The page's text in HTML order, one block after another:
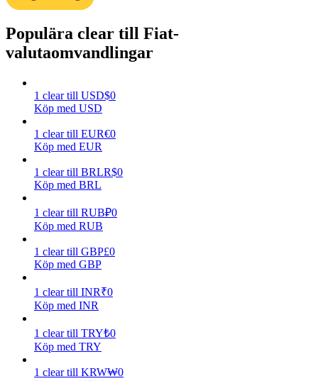
Tjäna konkurrenskraftiga belöningar dagligen
Populära clear till Fiat-
valutaomvandlingar
1 clear till USD$0
Köp med USD
1 clear till EUR€0
Köp med EUR
1 clear till BRLR$0
Köp med BRL
1 clear till RUB₽0
Köp med RUB
1 clear till GBP£0
Köp med GBP
1 clear till INR₹0
Köp med INR
1 clear till TRY₺0
Köp med TRY
1 clear till KRW₩0